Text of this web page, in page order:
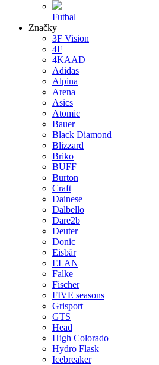
Futbal
Značky
3F Vision
4F
4KAAD
Adidas
Alpina
Arena
Asics
Atomic
Bauer
Black Diamond
Blizzard
Briko
BUFF
Burton
Craft
Dainese
Dalbello
Dare2b
Deuter
Donic
Eisbär
ELAN
Falke
Fischer
FIVE seasons
Grisport
GTS
Head
High Colorado
Hydro Flask
Icebreaker